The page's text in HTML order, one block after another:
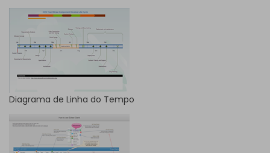
Diagrama de Linha do Tempo